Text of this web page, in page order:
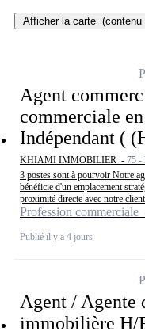
Afficher la carte (contenu
Agent
commerciale
Indépendant (
KHIAMI IMMOBILIER - 75 -
3 postes sont à pourvoir Notre
bénéficie d'un emplacement
proximité directe avec notre
Profession
Publié il y a 4 jours
Agent / Agente
immobilière H/